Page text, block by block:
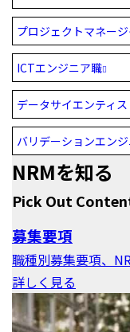
プロジェクトマネー
ICTエンジニア職
データサイエンティ
バリデーションエン
NRMを知る
Pick Out
募集要項
職種別募集要項、
詳しく見る